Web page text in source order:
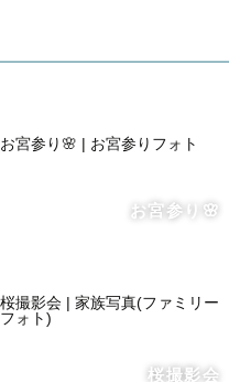
対応します。
ります。
で着崩れても安心です！
お宮参り🌸
桜撮影会